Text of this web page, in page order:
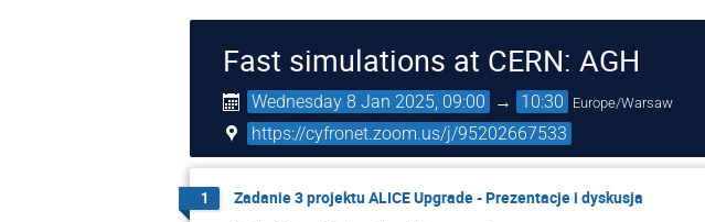
Fast simulations at CERN: AGH
Wednesday 8 Jan 2025, 09:00 → 10:30 Europe/Warsaw
https://cyfronet.zoom.us/j/95202667533
1 Zadanie 3 projektu ALICE Upgrade - Prezentacje i dyskusja